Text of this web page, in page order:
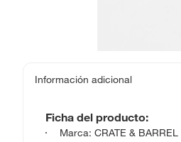
Información adicional
Ficha del producto:
Marca: CRATE & BARREL